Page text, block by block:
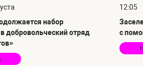
набор
добровольческий отряд
12:05
с